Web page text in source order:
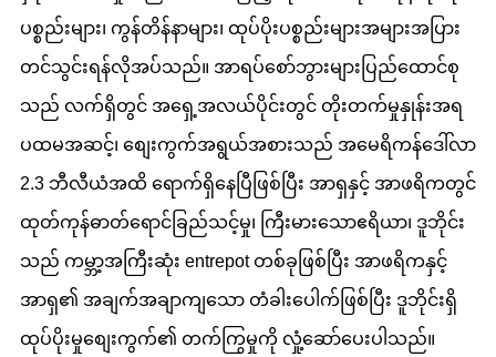
ပစ္စည်းများ၊ ကွန်တိန်နာများ၊ ထုပ်ပိုးပစ္စည်းများအများအပြား
တင်သွင်းရန်လိုအပ်သည်။ အာရပ်စော်ဘွားများပြည်ထောင်စု
သည် လက်ရှိတွင် အရှေ့အလယ်ပိုင်းတွင် တိုးတက်မှုနှုန်းအရ
ပထမအဆင့်၊ စျေးကွက်အရွယ်အစားသည် အမေရိကန်ဒေါ်လာ
2.3 ဘီလီယံအထိ ရောက်ရှိနေပြီဖြစ်ပြီး အာရှနှင့် အာဖရိကတွင်
ထုတ်ကုန်ဓာတ်ရောင်ခြည်သင့်မှု၊ ကြီးမားသောဧရိယာ၊ ဒူဘိုင်း
သည် ကမ္ဘာ့အကြီးဆုံး entrepot တစ်ခုဖြစ်ပြီး အာဖရိကနှင့်
အာရှ၏ အချက်အချာကျသော တံခါးပေါက်ဖြစ်ပြီး ဒူဘိုင်းရှိ
ထုပ်ပိုးမှုစျေးကွက်၏ တက်ကြွမှုကို လှုံ့ဆော်ပေးပါသည်။